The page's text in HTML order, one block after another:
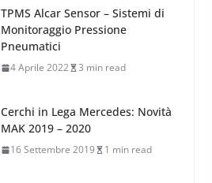
TPMS Alcar Sensor – Sistemi di
Monitoraggio Pressione
Pneumatici
4 Aprile 2022 3 min read
Cerchi in Lega Mercedes: Novità
MAK 2019 – 2020
16 Settembre 2019 1 min read